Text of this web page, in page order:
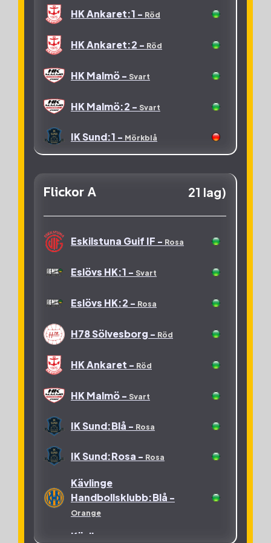
Grön
HK Ankaret:1 - Röd
HK Ankaret:2 - Röd
HK Malmö - Svart
HK Malmö:2 - Svart
IK Sund:1 - Mörkblå
KFUM Lundagård -
Handbollsklubb -
LUGI HF:1 -
LUGI HF:2 -
LUGI HF:3 -
Ljunghusens HK:Ljusblå
HK:Mörkblå -Ljusblå
Grön
Flickor A 21 lag)
Eskilstuna Guif IF - Rosa
Eslövs HK:1 - Svart
Eslövs HK:2 - Rosa
H78 Sölvesborg - Röd
HK Ankaret - Röd
HK Malmö - Svart
IK Sund:Blå - Rosa
IK Sund:Rosa - Rosa
Kävlinge
Handbollsklubb:Blå -
Orange
Kävlinge